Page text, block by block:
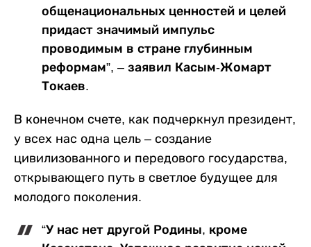
общенациональных ценностей и целей
придаст значимый импульс
проводимым в стране глубинным
реформам”, – заявил Касым-Жомарт
Токаев.
В конечном счете, как подчеркнул президент,
у всех нас одна цель – создание
цивилизованного и передового государства,
открывающего путь в светлое будущее для
молодого поколения.
“У нас нет другой Родины, кроме